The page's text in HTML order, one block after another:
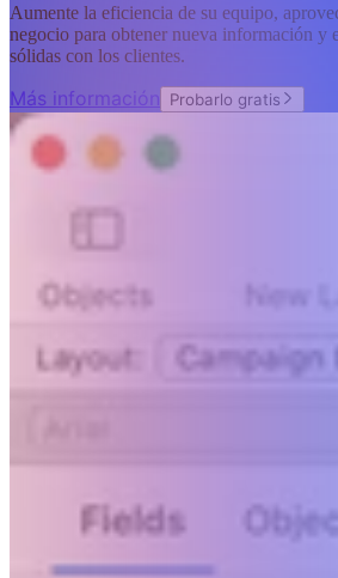
Aumente la eficiencia de su equipo,
negocio para obtener nueva información y
sólidas con los clientes.
Más información Probarlo gratis